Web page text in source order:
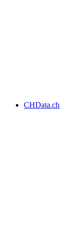
CHData.ch